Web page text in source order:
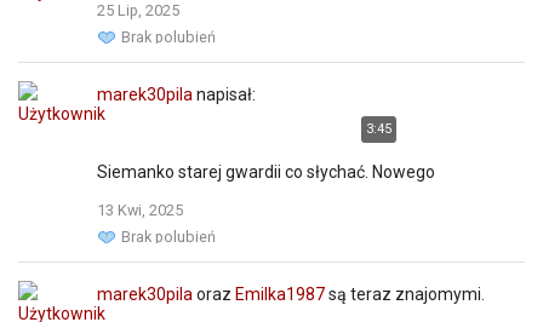
25 Lip, 2025
Brak polubień
marek30pila napisał:
3:45
Siemanko starej gwardii co słychać. Nowego
13 Kwi, 2025
Brak polubień
marek30pila oraz Emilka1987są teraz znajomymi.